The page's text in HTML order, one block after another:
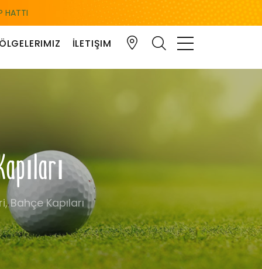
HATTI
İLETIŞIM
Bahçe Kapıları